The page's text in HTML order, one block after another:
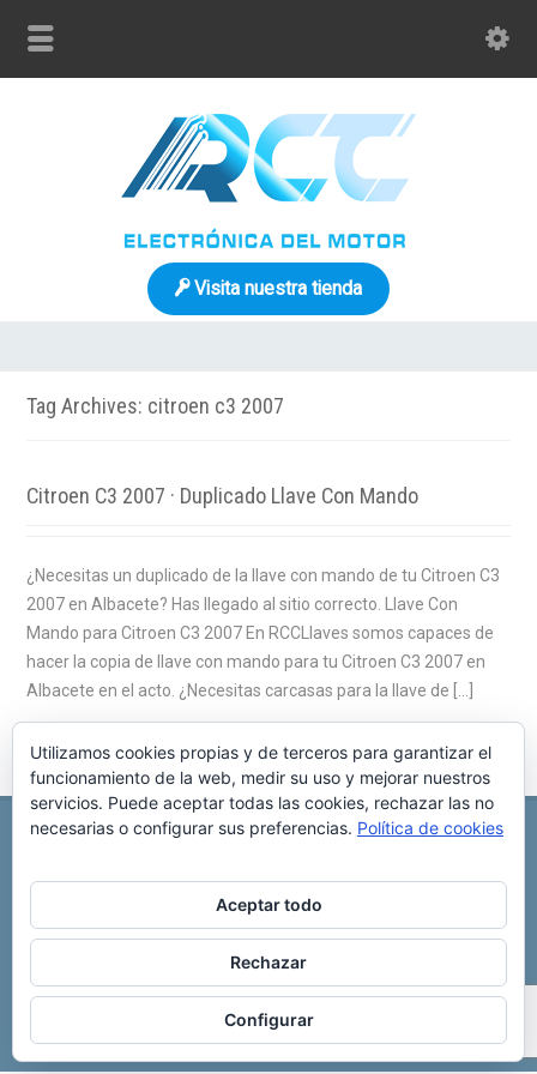
Visita nuestra tienda
Tag Archives: citroen c3 2007
Citroen C3 2007 · Duplicado Llave Con Mando
¿Necesitas un duplicado de la llave con mando de tu Citroen C3
2007 en Albacete? Has llegado al sitio correcto. Llave Con
Mando para Citroen C3 2007 En RCCLlaves somos capaces de
hacer la copia de llave con mando para tu Citroen C3 2007 en
Albacete en el acto. ¿Necesitas carcasas para la llave de […]
REPARACIÓN CENTRALITA DE COCHE
C/ Virgen del pilar, 6 ,
696 340 889
info@rccllaves.com
Copyright © 2025 Reparación Centralita De Coche
Utilizamos cookies propias y de terceros para garantizar el
funcionamiento de la web, medir su uso y mejorar nuestros
servicios. Puede aceptar todas las cookies, rechazar las no
necesarias o configurar sus preferencias. Política de cookies
Aceptar todo
Rechazar
Configurar